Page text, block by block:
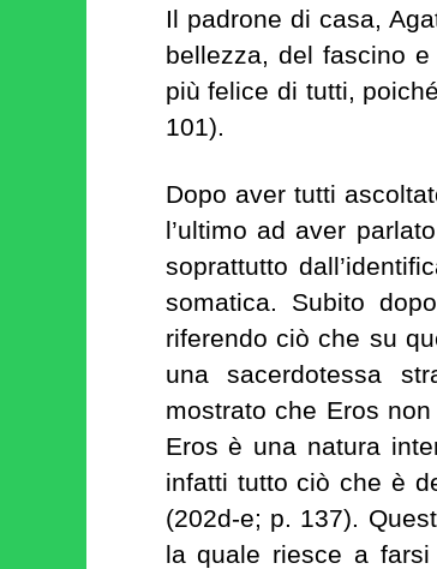
Il padrone di casa,
bellezza, del fascino
più felice di tutti,
101).
Dopo aver tutti
l’ultimo ad aver
soprattutto
somatica. Subito
riferendo ciò che su
una sacerdotessa
mostrato che Eros
Eros è una natura
infatti tutto ciò che è
(202d-e; p. 137).
la quale riesce a